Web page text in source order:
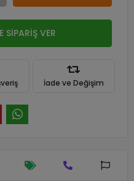
SİPARİŞ VER
İade ve Değişim